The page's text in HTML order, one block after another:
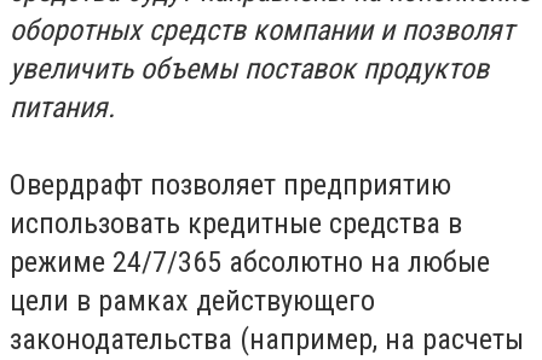
оборотных средств компании и позволят
увеличить объемы поставок продуктов
питания.
Овердрафт позволяет предприятию
использовать кредитные средства в
режиме 24/7/365 абсолютно на любые
цели в рамках действующего
законодательства (например, на расчеты